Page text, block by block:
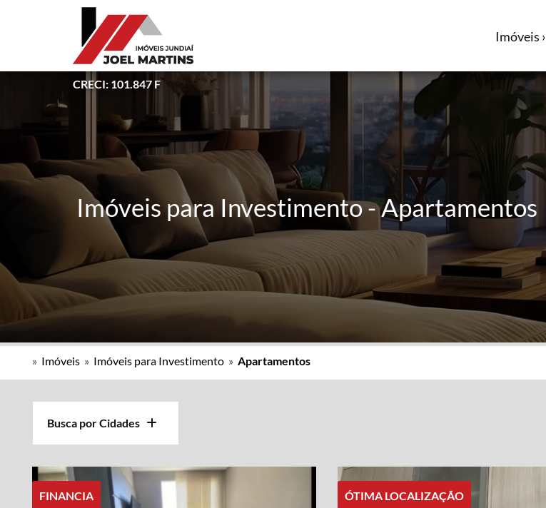
CRECI: 101.847 F
Imóveis ›
Imóveis para Investimento - Apartamentos
» Imóveis » Imóveis para Investimento » Apartamentos
Busca por Cidades
FINANCIA ÓTIMA LOCALIZAÇÃO